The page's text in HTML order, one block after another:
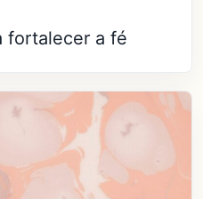
fortalecer a fé